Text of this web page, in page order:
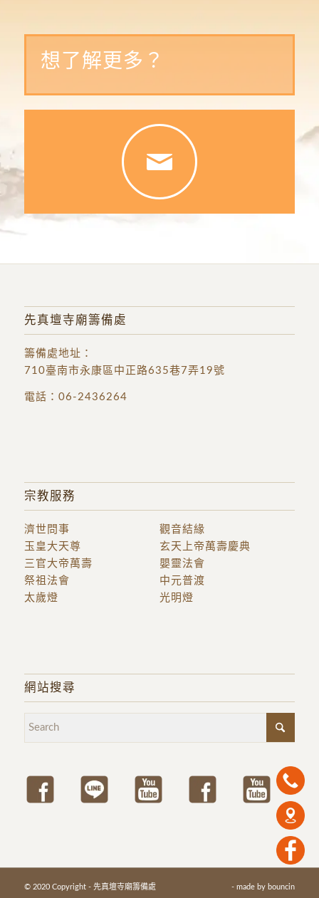
想了解更多？
先真壇寺廟籌備處
籌備處地址 ：
710臺南市永康區中正路635巷7弄19號
電話： 06-2436264
宗教服務
濟世問事
觀音結緣
玉皇大天尊
三官大帝萬壽
玄天上帝萬壽慶典
嬰靈法會
祭祖法會
中元普渡
太歲燈
光明燈
網站搜尋
© 2020 Copyright - 先真壇寺廟籌備處 - made by bouncin